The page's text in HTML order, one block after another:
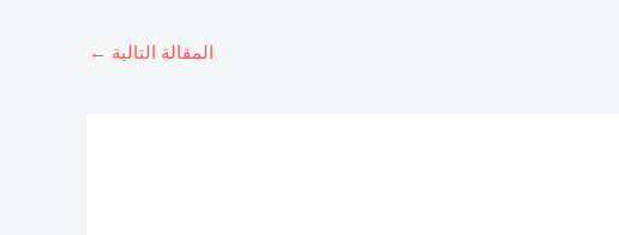
المقالة التالية ←